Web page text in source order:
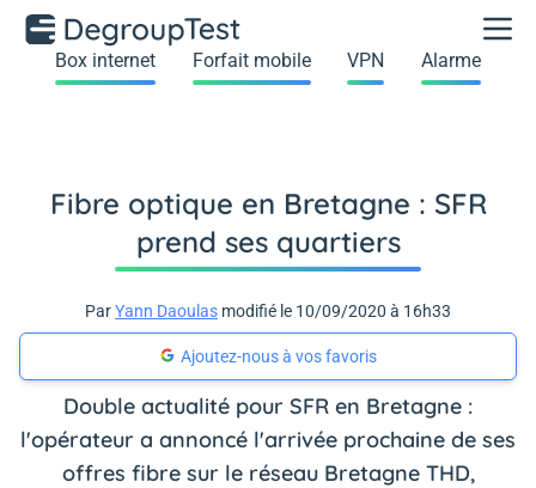
Box internet Forfait mobile VPN Alarme
Fibre optique en Bretagne : SFR
prend ses quartiers
ParYann Daoulas modifié le 10/09/2020 à 16h33
Ajoutez-nous à vos favoris
Double actualité pour SFR en Bretagne :
l'opérateur a annoncé l'arrivée prochaine de ses
offres fibre sur le réseau Bretagne THD,